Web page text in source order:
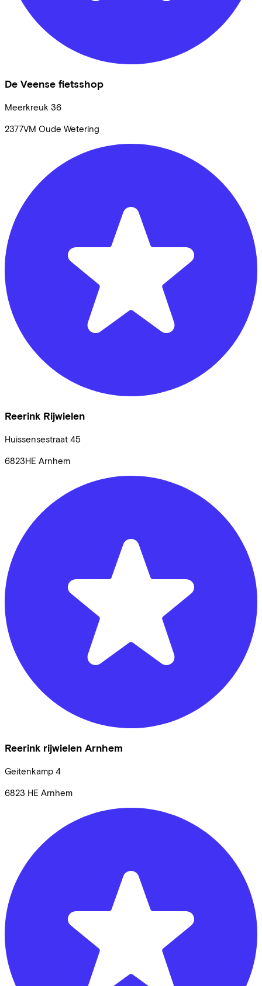
De Veense fietsshop
Meerkreuk 36
2377VM Oude Wetering
Reerink Rijwielen
Huissensestraat 45
6823HE Arnhem
Reerink rijwielen Arnhem
Geitenkamp 4
6823 HE Arnhem